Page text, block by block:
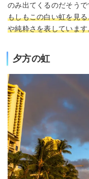
のみ出てくるのだそうで
もしもこの白い虹を見
や純粋さを表しています
夕方の虹